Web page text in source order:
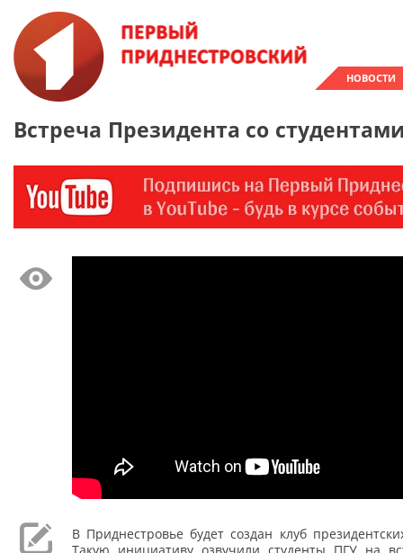
НОВОСТИ
Встреча Президента со
В Приднестровье будет создан клуб
Такую инициативу озвучили студенты ПГУ на